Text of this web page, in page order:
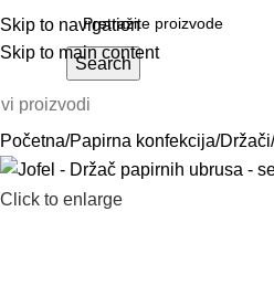
Skip to navigation
Skip to main content
Search
proizvodi
Početna Papirna konfekcija Držači
Click to enlarge